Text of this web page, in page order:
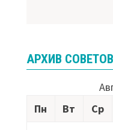
АРХИВ СОВЕТОВ
Пн
Вт Ср